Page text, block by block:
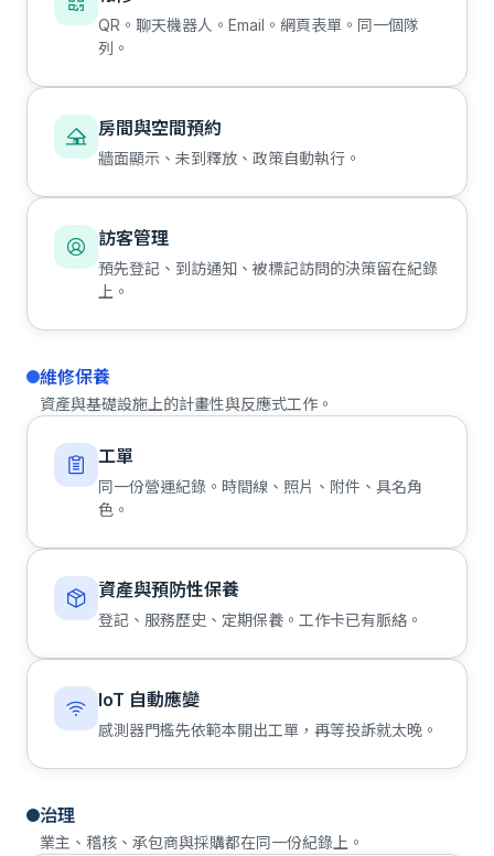
QR。聊天機器人。Email。網頁表單。同一個隊
列。
房間與空間預約
牆面顯示、未到釋放、政策自動執行。
訪客管理
預先登記、到訪通知、被標記訪問的決策留在紀錄
上。
維修保養
資產與基礎設施上的計畫性與反應式工作。
工單
同一份營運紀錄。時間線、照片、附件、具名角
色。
資產與預防性保養
登記、服務歷史、定期保養。工作卡已有脈絡。
IoT 自動應變
感測器門檻先依範本開出工單，再等投訴就太晚。
治理
業主、稽核、承包商與採購都在同一份紀錄上。